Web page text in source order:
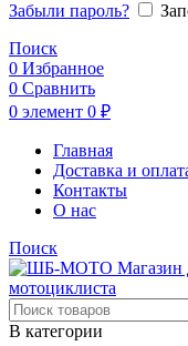
Забыли пароль?
Поиск
0 Избранное
0 Сравнить
0 элемент 0 ₽
Главная
Доставка и
Контакты
О нас
Поиск
В категории